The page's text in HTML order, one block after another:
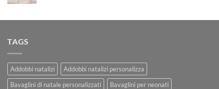
TAGS
Addobbi natalizi
Addobbi natalizi personalizza
Bavaglini di natale personalizzati
Bavaglini per neonati